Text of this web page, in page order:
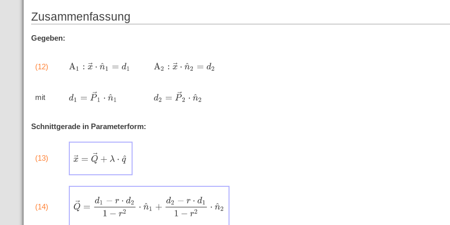
Zusammenfassung
Gegeben:
(12) A 1: x→ ⋅n^ =d 1 A 2: x→ ⋅n^2 =d 2
mit d1 =P →1 n ^1 d2 =P →2 n ^2
Schnittgerade in Parameterform:
(13) x →=Q → λ ^
(14)
→=d 1− r⋅d21− 2−r ⋅d1 1−r 2⋅n